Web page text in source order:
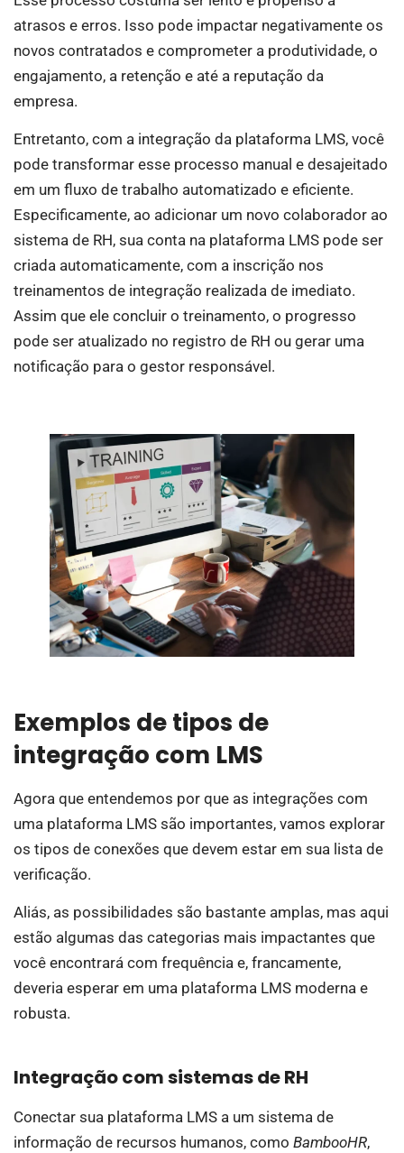
atrasos e erros. Isso pode impactar negativamente os
novos contratados e comprometer a produtividade, o
engajamento, a retenção e até a reputação da
empresa.
Entretanto, com a integração da plataforma LMS, você
pode transformar esse processo manual e desajeitado
em um fluxo de trabalho automatizado e eficiente.
Especificamente, ao adicionar um novo colaborador ao
sistema de RH, sua conta na plataforma LMS pode ser
criada automaticamente, com a inscrição nos
treinamentos de integração realizada de imediato.
Assim que ele concluir o treinamento, o progresso
pode ser atualizado no registro de RH ou gerar uma
notificação para o gestor responsável.
Exemplos de tipos de
integração com LMS
Agora que entendemos por que as integrações com
uma plataforma LMS são importantes, vamos explorar
os tipos de conexões que devem estar em sua lista de
verificação.
Aliás, as possibilidades são bastante amplas, mas aqui
estão algumas das categorias mais impactantes que
você encontrará com frequência e, francamente,
deveria esperar em uma plataforma LMS moderna e
robusta.
Integração com sistemas de RH
Conectar sua plataforma LMS a um sistema de
informação de recursos humanos, como BambooHR,